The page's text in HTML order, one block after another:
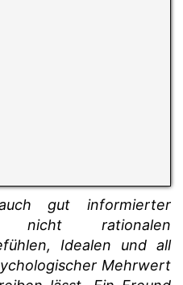
auch gut informierter
nicht rationalen
Idealen und all
Mehrwert